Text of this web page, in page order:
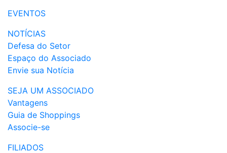
EVENTOS
NOTÍCIAS
Defesa do Setor
Espaço do Associado
Envie sua Notícia
SEJA UM ASSOCIADO
Vantagens
Guia de Shoppings
Associe-se
FILIADOS